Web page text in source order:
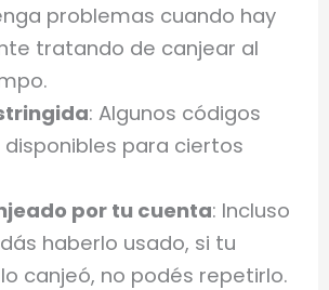
problemas cuando hay
tratando de canjear al
: Algunos códigos
para ciertos
por tu cuenta: Incluso
haberlo usado, si tu
canjeó, no podés repetirlo.